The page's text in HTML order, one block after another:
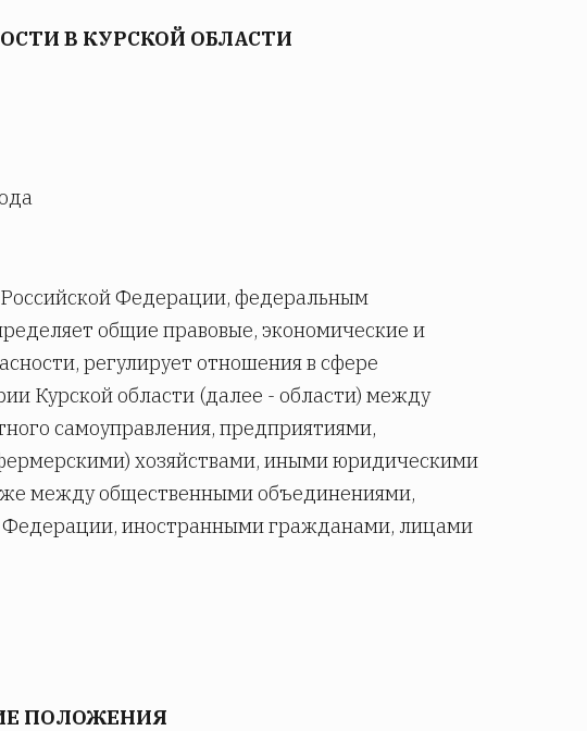
В КУРСКОЙ ОБЛАСТИ
Федерации, федеральным
общие правовые, экономические и
регулирует отношения в сфере
Курской области (далее - области) между
самоуправления, предприятиями,
хозяйствами, иными юридическими
между общественными объединениями,
иностранными гражданами, лицами
ПОЛОЖЕНИЯ